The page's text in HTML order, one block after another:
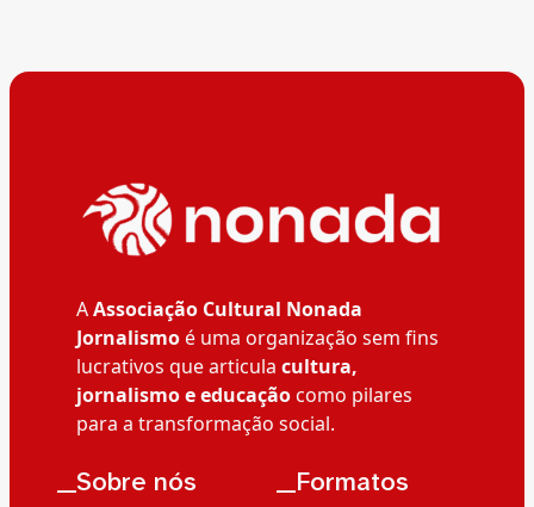
AAssociação Cultural Nonada
Jornalismoé uma organização sem fins
lucrativos que articula cultura,
jornalismo e educaçãocomo pilares
para a transformação social.
__Sobre nós __Formatos